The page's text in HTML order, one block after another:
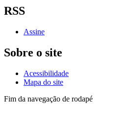
RSS
Assine
Sobre o site
Acessibilidade
Mapa do site
Fim da navegação de rodapé